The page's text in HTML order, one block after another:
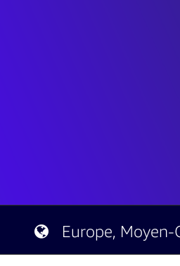
Europe,